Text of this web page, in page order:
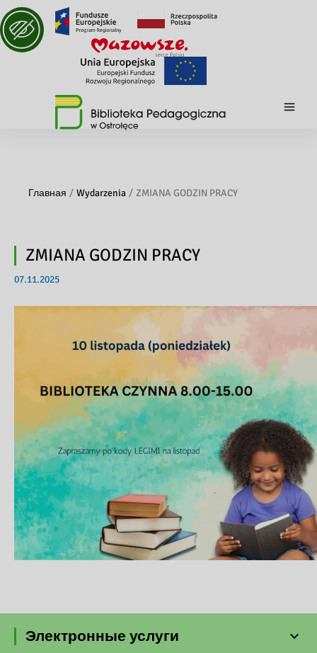
Главная Wydarzenia ZMIANA GODZIN PRACY
ZMIANA GODZIN PRACY
07.11.2025
Электронные услуги